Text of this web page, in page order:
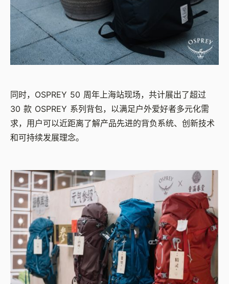
同时，OSPREY 50 周年上海站现场，共计展出了超过
30 款 OSPREY 系列背包，以满足户外爱好者多元化需
求，用户可以近距离了解产品先进的背负系统、创新技术
和可持续发展理念。